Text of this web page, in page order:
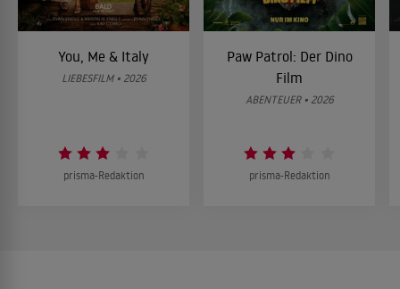
You, Me & Italy
LIEBESFILM • 2026
prisma-Redaktion
Paw Patrol: Der Dino
Film
ABENTEUER • 2026
prisma-Redaktion